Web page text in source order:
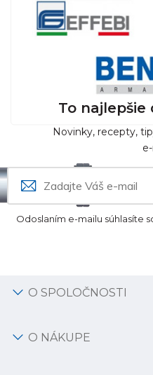
To najlepšie
Novinky, recepty,
Odoslaním e-mailu súhlasíte
O SPOLOČNOSTI
O NÁKUPE